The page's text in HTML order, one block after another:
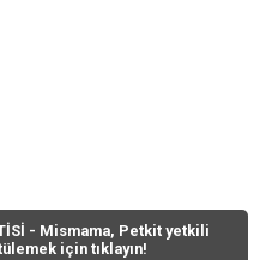
- Mismama, Petkit yetkili
için tıklayın!